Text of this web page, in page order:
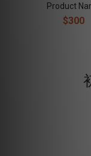
Product
$300